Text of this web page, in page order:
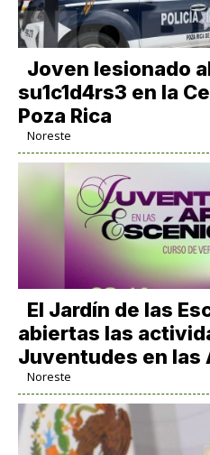
Joven lesionado
su1c1d4rs3 en la
Poza Rica
Noreste
El Jardín de las
abiertas las
Juventudes en las
Noreste